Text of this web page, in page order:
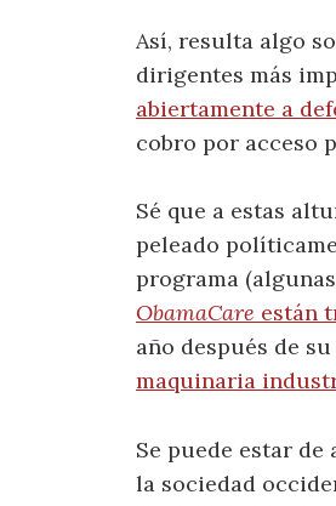
Así, resulta algo
dirigentes más
abiertamente a
cobro por acceso
Sé que a estas
peleado
programa
ObamaCare están
año después de
maquinaria
Se puede estar
la sociedad